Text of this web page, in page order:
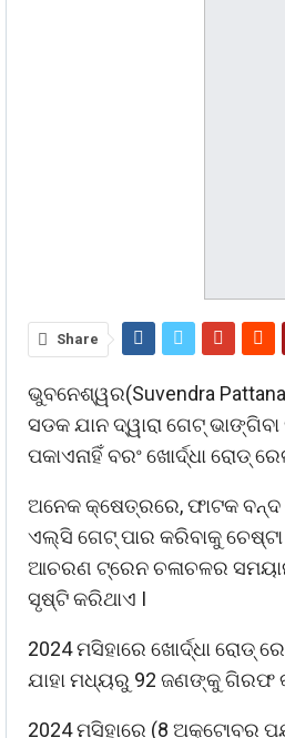
Share
ଭୁବନେଶ୍ୱର(Suvendra
ସଡକ ଯାନ ଦ୍ୱାରା ଗେଟ୍
ପକାଏନାହିଁ ବରଂ ଖୋର୍ଦ୍ଧା ରୋଡ୍
ଅନେକ କ୍ଷେତ୍ରରେ, ଫାଟକ ବନ୍ଦ
ଏଲ୍ସି ଗେଟ୍ ପାର କରିବାକୁ
ଆଚରଣ ଟ୍ରେନ ଚଳାଚଳର
ସୃଷ୍ଟି କରିଥାଏ I
2024 ମସିହାରେ ଖୋର୍ଦ୍ଧା ରୋଡ୍
ଯାହା ମଧ୍ୟରୁ 92 ଜଣଙ୍କୁ ଗିରଫ
2024 ମସିହାରେ (8 ଅକ୍ଟୋବର